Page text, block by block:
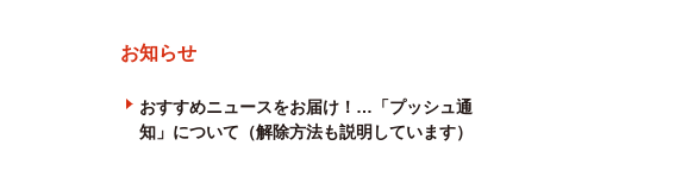
お知らせ
おすすめニュースをお届け！…「プッシュ通
知」について（解除方法も説明しています）